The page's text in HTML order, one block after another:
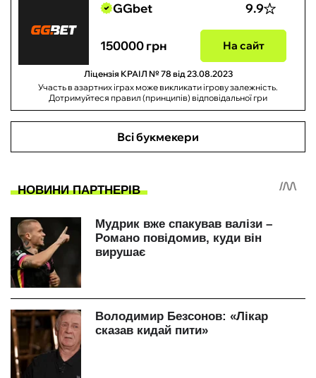
GGbet 9.9
150000 грн На сайт
Ліцензія КРАІЛ № 78 від 23.08.2023
Участь в азартних іграх може викликати ігрову залежність.
Дотримуйтеся правил (принципів) відповідальної гри
Всі букмекери